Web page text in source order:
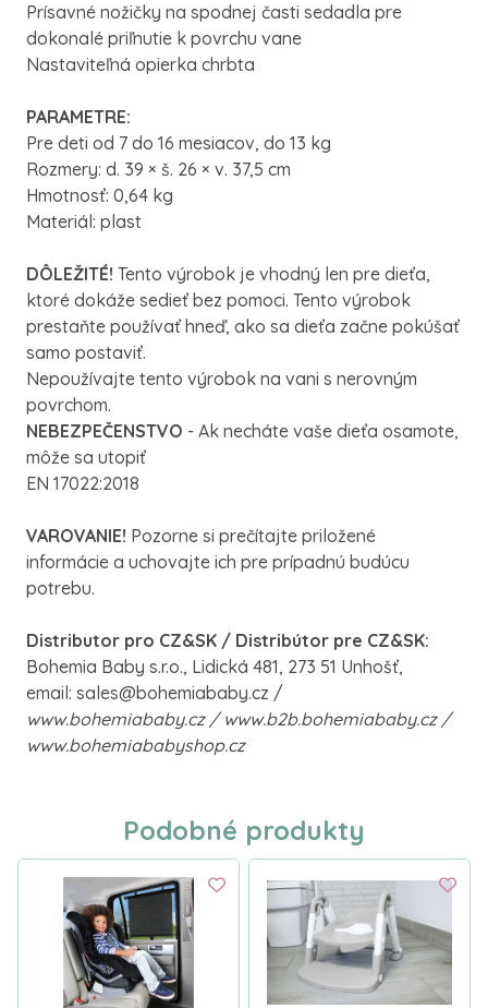
Prísavné nožičky na spodnej časti sedadla pre
dokonalé priľnutie k povrchu vane
Nastaviteľná opierka chrbta
PARAMETRE:
Pre deti od 7 do 16 mesiacov, do 13 kg
Rozmery: d. 39 × š. 26 × v. 37,5 cm
Hmotnosť: 0,64 kg
Materiál: plast
DÔLEŽITÉ! Tento výrobok je vhodný len pre dieťa,
ktoré dokáže sedieť bez pomoci. Tento výrobok
prestaňte používať hneď, ako sa dieťa začne pokúšať
samo postaviť.
Nepoužívajte tento výrobok na vani s nerovným
povrchom.
NEBEZPEČENSTVO - Ak necháte vaše dieťa osamote,
môže sa utopiť
EN 17022:2018
VAROVANIE! Pozorne si prečítajte priložené
informácie a uchovajte ich pre prípadnú budúcu
potrebu.
Distributor pro CZ&SK / Distribútor pre CZ&SK:
Bohemia Baby s.r.o., Lidická 481, 273 51 Unhošť,
email: sales@bohemiababy.cz /
www.bohemiababy.cz / www.b2b.bohemiababy.cz /
www.bohemiababyshop.cz
Podobné produkty